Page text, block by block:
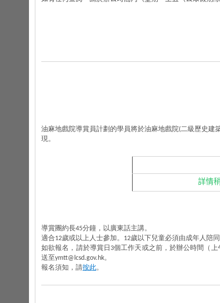
油麻地戲院導賞員計劃的學員將於油麻地戲院(二級歷史
現。
詳情
導賞團約長45分鐘，以廣東話主講。
適合12歲或以上人士參加。12歲以下兒童必須由成年人陪
如欲報名，請於導賞日3個工作天或之前，於辦公時間（
送至ymtt@lcsd.gov.hk。
報名須知，請按此。